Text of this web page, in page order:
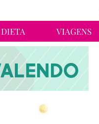
DIETA VIAGENS